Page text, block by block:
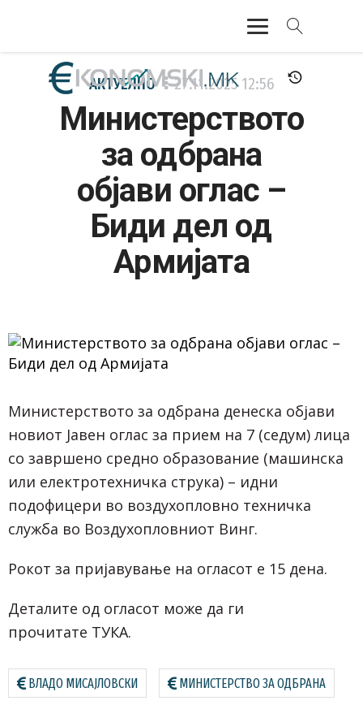
АКТУЕЛНО
ЕКОНОМИЈА
ФИНАНСИИ
БАНКАРСТВО
ЖИВОТ
АКТУЕЛНО 27.11.202512:56
Министерството
за одбрана
објави оглас –
Биди дел од
Армијата
Министерството за одбрана денеска објави
новиот Јавен оглас за прием на 7 (седум) лица
со завршено средно образование (машинска
или електротехничка струка) – идни
подофицери во воздухопловно техничка
служба во Воздухопловниот Винг.
Рокот за пријавување на огласот е 15 дена.
Деталите од огласот може да ги
прочитате ТУКА.
ВЛАДО МИСАЈЛОВСКИ МИНИСТЕРСТВО ЗА ОДБРАНА